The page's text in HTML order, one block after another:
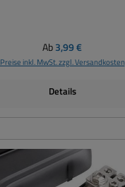
Regulärer Preis:
Ab3,99 €
Preise inkl. MwSt. zzgl. Versandkosten
Details